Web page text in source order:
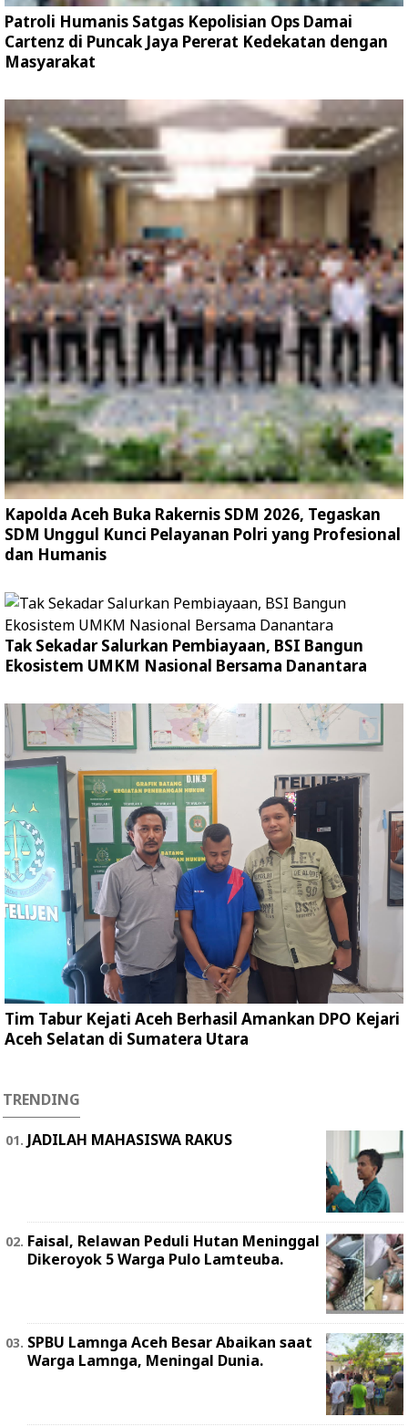
Patroli Humanis Satgas Kepolisian Ops Damai
Cartenz di Puncak Jaya Pererat Kedekatan dengan
Masyarakat
Kapolda Aceh Buka Rakernis SDM 2026, Tegaskan
SDM Unggul Kunci Pelayanan Polri yang Profesional
dan Humanis
Tak Sekadar Salurkan Pembiayaan, BSI Bangun
Ekosistem UMKM Nasional Bersama Danantara
Tim Tabur Kejati Aceh Berhasil Amankan DPO Kejari
Aceh Selatan di Sumatera Utara
TRENDING
JADILAH MAHASISWA RAKUS
Faisal, Relawan Peduli Hutan Meninggal
Dikeroyok 5 Warga Pulo Lamteuba.
SPBU Lamnga Aceh Besar Abaikan saat
Warga Lamnga, Meningal Dunia.